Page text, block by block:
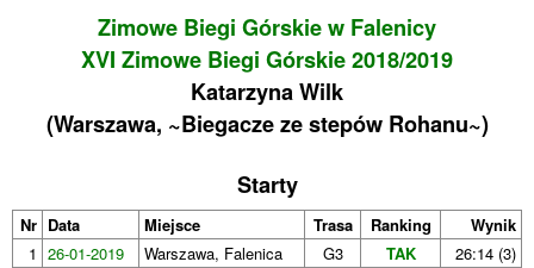
Zimowe Biegi Górskie w Falenicy
XVI Zimowe Biegi Górskie 2018/2019
Katarzyna Wilk
(Warszawa, ~Biegacze ze stepów Rohanu~)
Starty
Nr Data Miejsce Trasa Ranking
Wynik
1 26-01-2019 Warszawa, Falenica G3 TAK
26:14 (3)